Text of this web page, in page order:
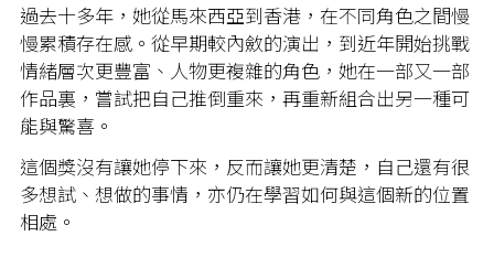
過去十多年，她從馬來西亞到香港，在不同角色之間慢
慢累積存在感。從早期較內斂的演出，到近年開始挑戰
情緒層次更豐富、人物更複雜的角色，她在一部又一部
作品裏，嘗試把自己推倒重來，再重新組合出另一種可
能與驚喜。
這個獎沒有讓她停下來，反而讓她更清楚，自己還有很
多想試、想做的事情，亦仍在學習如何與這個新的位置
相處。